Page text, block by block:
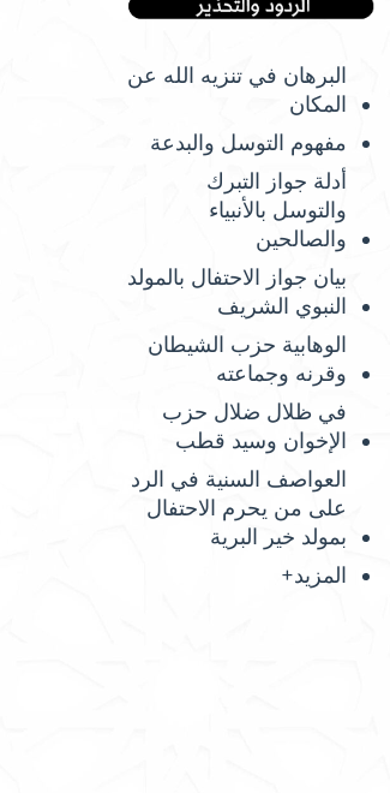
البرهان في تنزيه الله عن
المكان
مفهوم التوسل والبدعة
أدلة جواز التبرك
والتوسل بالأنبياء
والصالحين
بيان جواز الاحتفال بالمولد
النبوي الشريف
الوهابية حزب الشيطان
وقرنه وجماعته
في ظلال ضلال حزب
الإخوان وسيد قطب
العواصف السنية في الرد
على من يحرم الاحتفال
بمولد خير البرية
المزيد+